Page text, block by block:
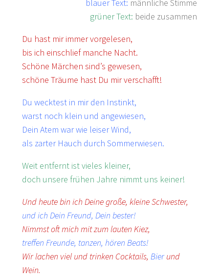
blauer Text: männliche Stimme
grüner Text: beide zusammen
Du hast mir immer vorgelesen,
bis ich einschlief manche Nacht.
Schöne Märchen sind’s gewesen,
schöne Träume hast Du mir verschafft!
Du wecktest in mir den Instinkt,
warst noch klein und angewiesen,
Dein Atem war wie leiser Wind,
als zarter Hauch durch Sommerwiesen.
Weit entfernt ist vieles kleiner,
doch unsere frühen Jahre nimmt uns keiner!
Und heute bin ich Deine große, kleine Schwester,
und ich Dein Freund, Dein bester!
Nimmst oft mich mit zum lauten Kiez,
treffen Freunde, tanzen, hören Beats!
Wir lachen viel und trinken Cocktails, Bier und
Wein.